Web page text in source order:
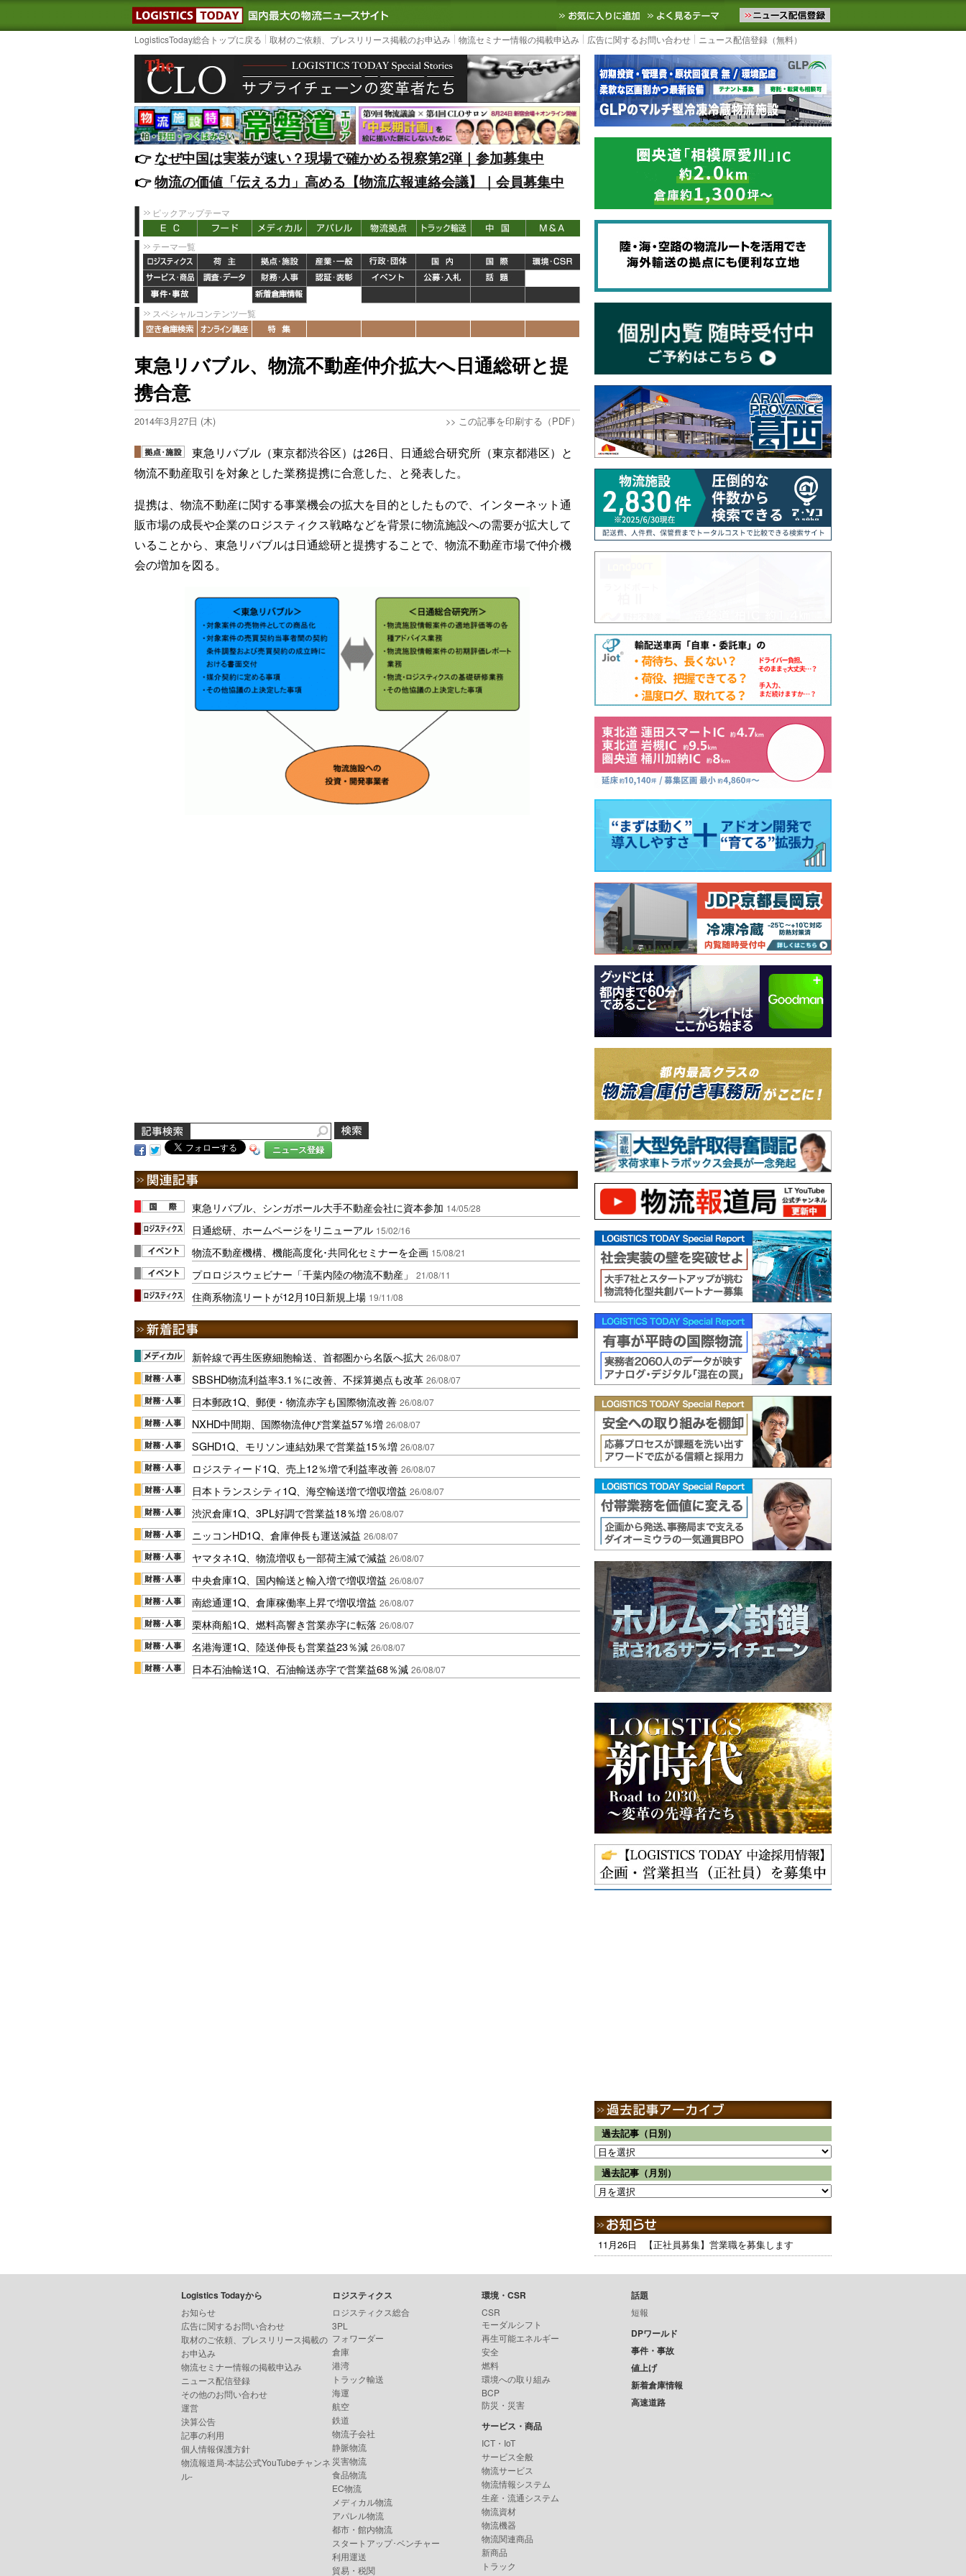
LOGISTICS TODAY｜国内最大の物流ニュースサイト3PL, SCMなど国内外の最新の物流ニュースをお届けします。物流ニュースメール配信を登録す
お気に入りに追加 よく見るテーマ
LogisticsToday総合トップに戻る 取材のご依頼、プレスリリース掲載のお申込み 物流セミナー情報の掲載申込み 広告に関するお問い合わせ ニュース配信登録（無料）
👉️なぜ中国は実装が速い？現場で確かめる視察第2弾｜参加募集中
👉️物流の価値「伝える力」高める【物流広報連絡会議】｜会員募集中
ピックアップテーマ
テーマ一覧
スペシャルコンテンツ一覧
東急リバブル、物流不動産仲介拡大へ日通総研と提
携合意
2014年3月27日 (木) >> この記事を印刷する（PDF）
東急リバブル（東京都渋谷区）は26日、日通総合研究所（東京都港区）と
物流不動産取引を対象とした業務提携に合意した、と発表した。
提携は、物流不動産に関する事業機会の拡大を目的としたもので、インターネット通
販市場の成長や企業のロジスティクス戦略などを背景に物流施設への需要が拡大して
いることから、東急リバブルは日通総研と提携することで、物流不動産市場で仲介機
会の増加を図る。
ニュース登録
東急リバブル、シンガポール大手不動産会社に資本参加 14/05/28
日通総研、ホームページをリニューアル 15/02/16
物流不動産機構、機能高度化･共同化セミナーを企画 15/08/21
プロロジスウェビナー「千葉内陸の物流不動産」 21/08/11
住商系物流リートが12月10日新規上場 19/11/08
新幹線で再生医療細胞輸送、首都圏から名阪へ拡大 26/08/07
SBSHD物流利益率3.1％に改善、不採算拠点も改革 26/08/07
日本郵政1Q、郵便・物流赤字も国際物流改善 26/08/07
NXHD中間期、国際物流伸び営業益57％増 26/08/07
SGHD1Q、モリソン連結効果で営業益15％増 26/08/07
ロジスティード1Q、売上12％増で利益率改善 26/08/07
日本トランスシティ1Q、海空輸送増で増収増益 26/08/07
渋沢倉庫1Q、3PL好調で営業益18％増 26/08/07
ニッコンHD1Q、倉庫伸長も運送減益 26/08/07
ヤマタネ1Q、物流増収も一部荷主減で減益 26/08/07
中央倉庫1Q、国内輸送と輸入増で増収増益 26/08/07
南総通運1Q、倉庫稼働率上昇で増収増益 26/08/07
栗林商船1Q、燃料高響き営業赤字に転落 26/08/07
名港海運1Q、陸送伸長も営業益23％減 26/08/07
日本石油輸送1Q、石油輸送赤字で営業益68％減 26/08/07
過去記事（日別）
過去記事（月別）
11月26日 【正社員募集】営業職を募集します
Logistics Todayから
お知らせ
広告に関するお問い合わせ
取材のご依頼、プレスリリース掲載の
お申込み
物流セミナー情報の掲載申込み
ニュース配信登録
その他のお問い合わせ
運営
決算公告
記事の利用
個人情報保護方針
物流報道局-本誌公式YouTubeチャンネ
ル-
ロジスティクス
ロジスティクス総合
3PL
フォワーダー
倉庫
港湾
トラック輸送
海運
航空
鉄道
物流子会社
静脈物流
災害物流
食品物流
EC物流
メディカル物流
アパレル物流
都市・館内物流
スタートアップ･ベンチャー
利用運送
貿易・税関
環境・CSR
CSR
モーダルシフト
再生可能エネルギー
安全
燃料
環境への取り組み
BCP
防災・災害
サービス・商品
ICT・IoT
サービス全般
物流サービス
物流情報システム
生産・流通システム
物流資材
物流機器
物流関連商品
新商品
トラック
話題
短報
DPワールド
事件・事故
値上げ
新着倉庫情報
高速道路